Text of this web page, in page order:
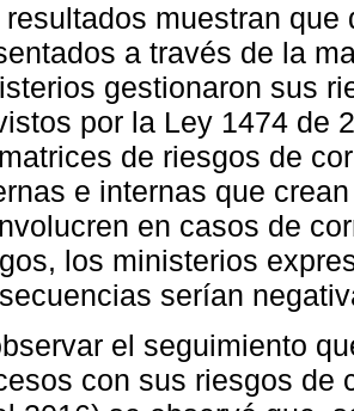
resultados muestran
a través de la
gestionaron sus
por la Ley 1474 de
de riesgos de
e internas que
en casos de
los ministerios
serían
el seguimiento
con sus riesgos de